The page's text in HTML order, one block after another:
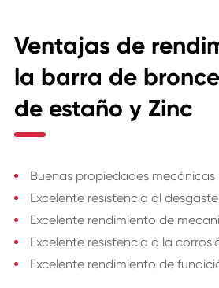
Ventajas de
la barra de
de estaño y Zinc
Buenas propiedades mecánicas
Excelente resistencia al desgaste
Excelente rendimiento de
Excelente resistencia a la
Excelente rendimiento de